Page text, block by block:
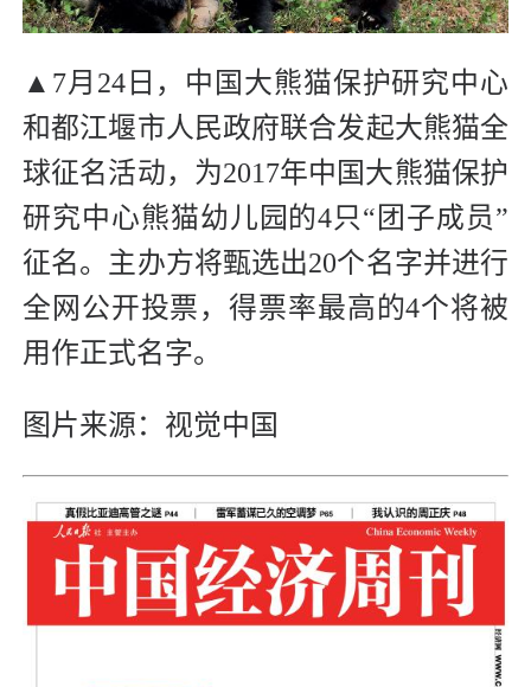
▲ 7月24日，中国大熊猫保护研究中心
和都江堰市人民政府联合发起大熊猫全
球征名活动，为2017年中国大熊猫保护
研究中心熊猫幼儿园的4只“团子成员”
征名。主办方将甄选出20个名字并进行
全网公开投票，得票率最高的4个将被
用作正式名字。
图片来源：视觉中国